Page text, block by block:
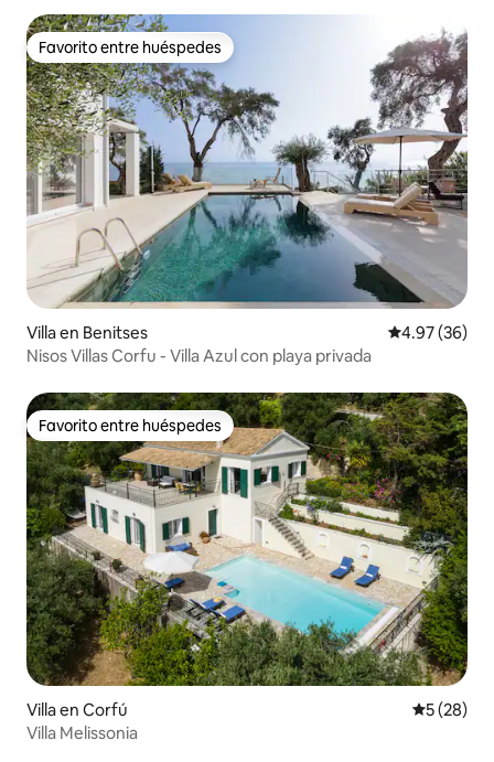
Favorito entre huéspedes
Favorito entre huéspedes
Villa en Benitses Calificación
4.97 (36)
Nisos Villas Corfu - Villa Azul con playa privada
Favorito entre huéspedes
Favorito entre huéspedes
Villa en Corfú
5 (28)
Villa Melissonia